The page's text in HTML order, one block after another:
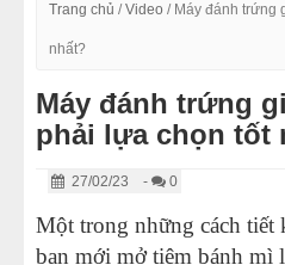
Trang chủ /Video / Máy đánh trứng
nhất?
Máy đánh trứng
phải lựa chọn tốt
27/02/23 - 0
Một trong những cách
bạn mới mở tiệm bánh mì
LÒ NƯỚNG BÁNH MÌ ĐỐI LƯU
LÒ NƯỚNG BÁNH NGỌT
DÂY CHUYỀN LÀM BÁNH
MÁY TRỘN BỘT ĐÁNH TRỨNG